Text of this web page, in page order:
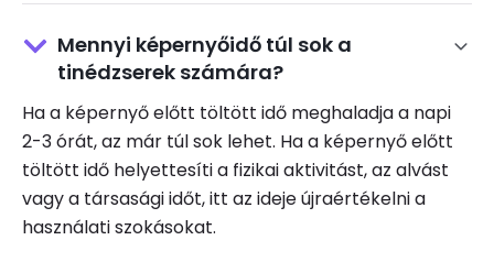
Mennyi képernyőidő túl sok a
tinédzserek számára?
Ha a képernyő előtt töltött idő meghaladja a napi
2-3 órát, az már túl sok lehet. Ha a képernyő előtt
töltött idő helyettesíti a fizikai aktivitást, az alvást
vagy a társasági időt, itt az ideje újraértékelni a
használati szokásokat.